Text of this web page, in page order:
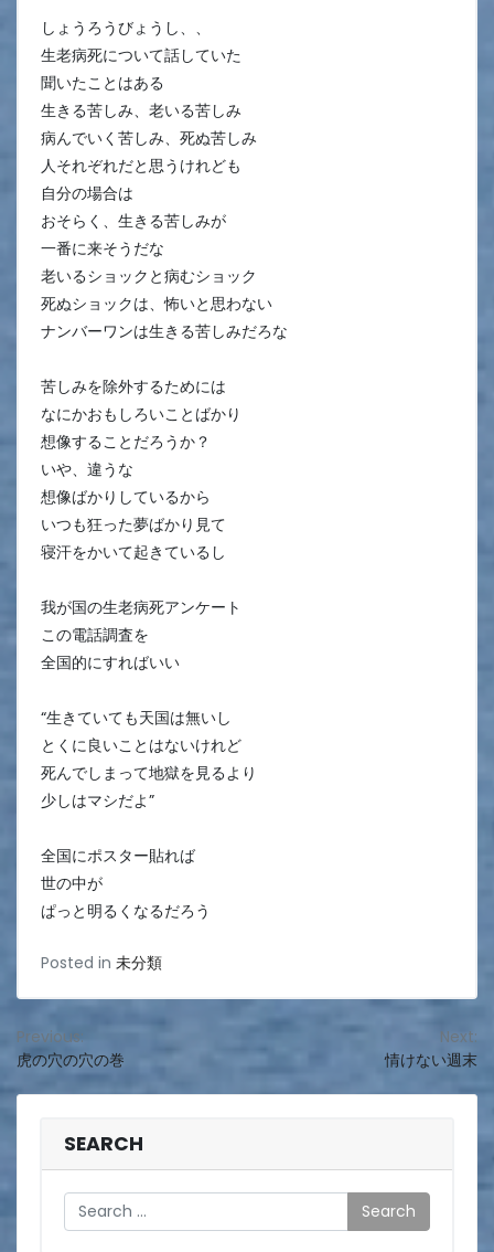
しょうろうびょうし、、
生老病死について話していた
聞いたことはある
生きる苦しみ、老いる苦しみ
病んでいく苦しみ、死ぬ苦しみ
人それぞれだと思うけれども
自分の場合は
おそらく、生きる苦しみが
一番に来そうだな
老いるショックと病むショック
死ぬショックは、怖いと思わない
ナンバーワンは生きる苦しみだろな
苦しみを除外するためには
なにかおもしろいことばかり
想像することだろうか？
いや、違うな
想像ばかりしているから
いつも狂った夢ばかり見て
寝汗をかいて起きているし
我が国の生老病死アンケート
この電話調査を
全国的にすればいい
“生きていても天国は無いし
とくに良いことはないけれど
死んでしまって地獄を見るより
少しはマシだよ”
全国にポスター貼れば
世の中が
ぱっと明るくなるだろう
Posted in 未分類
投
稿
Previous:
虎の穴の穴の巻
Next:
情けない週末
SEARCH
Search